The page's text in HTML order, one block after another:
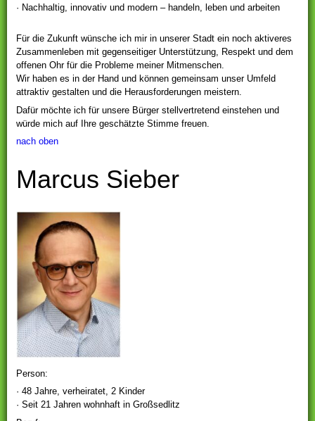
· Nachhaltig, innovativ und modern – handeln, leben und arbeiten
Für die Zukunft wünsche ich mir in unserer Stadt ein noch aktiveres
Zusammenleben mit gegenseitiger Unterstützung, Respekt und dem
offenen Ohr für die Probleme meiner Mitmenschen.
Wir haben es in der Hand und können gemeinsam unser Umfeld
attraktiv gestalten und die Herausforderungen meistern.
Dafür möchte ich für unsere Bürger stellvertretend einstehen und
würde mich auf Ihre geschätzte Stimme freuen.
nach oben
Marcus Sieber
Person:
· 48 Jahre, verheiratet, 2 Kinder
· Seit 21 Jahren wohnhaft in Großsedlitz